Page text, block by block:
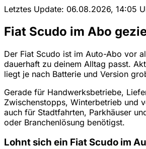
Letztes Update: 06.08.2026, 14:05
Fiat Scudo im Abo
Der Fiat Scudo ist im Auto-Abo vor
dauerhaft zu deinem Alltag passt.
liegt je nach Batterie und Version
Gerade für Handwerksbetriebe,
Zwischenstopps, Winterbetrieb und
auch für Stadtfahrten, Parkhäuser
oder Branchenlösung benötigst.
Lohnt sich ein Fiat Scudo im